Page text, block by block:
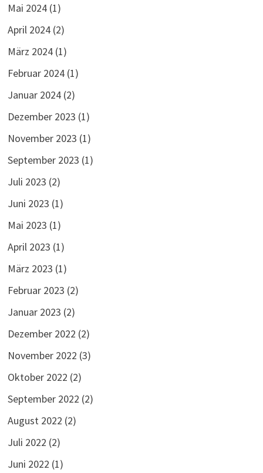
Mai 2024(1)
April 2024(2)
März 2024(1)
Februar 2024(1)
Januar 2024(2)
Dezember 2023 (1)
November 2023 (1)
September 2023 (1)
Juli 2023 (2)
Juni 2023 (1)
Mai 2023 (1)
April 2023 (1)
März 2023 (1)
Februar 2023 (2)
Januar 2023 (2)
Dezember 2022 (2)
November 2022 (3)
Oktober 2022 (2)
September 2022 (2)
August 2022 (2)
Juli 2022 (2)
Juni 2022 (1)